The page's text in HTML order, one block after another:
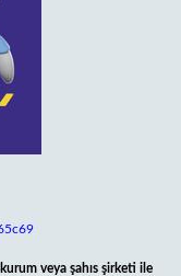
veya şahıs şirketi ile